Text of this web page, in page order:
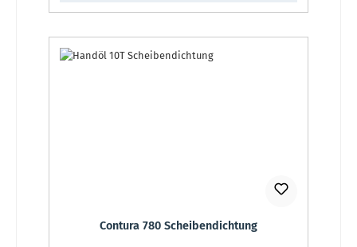
Contura 780 Scheibendichtung